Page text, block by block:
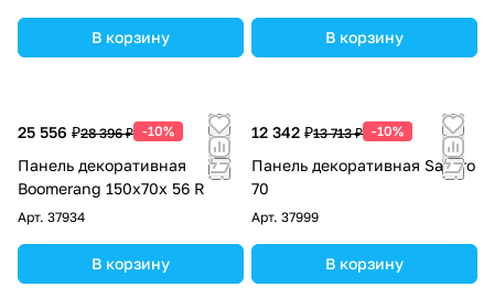
В корзину В корзину
25 556 ₽28 396 ₽ -10%
Панель декоративная
Boomerang 150x70х 56 R
Арт. 37934
В корзину
12 342 ₽13 713 ₽ -10%
Панель декоративная Savero
70
Арт. 37999
В корзину